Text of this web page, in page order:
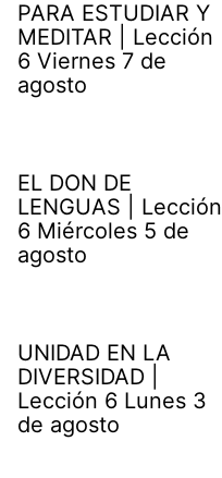
PARA ESTUDIAR Y
MEDITAR | Lección
6 Viernes 7 de
agosto
EL DON DE
LENGUAS | Lección
6 Miércoles 5 de
agosto
UNIDAD EN LA
DIVERSIDAD |
Lección 6 Lunes 3
de agosto